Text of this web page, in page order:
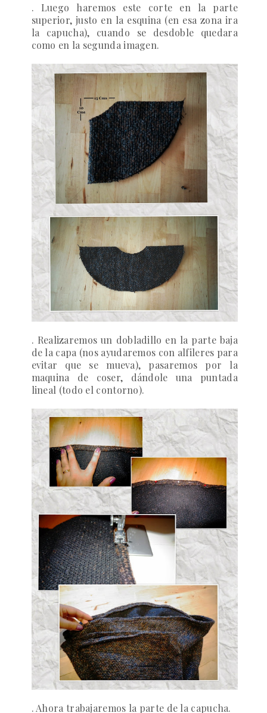
. Luego haremos este corte en la parte
superior, justo en la esquina (en esa zona ira
la capucha), cuando se desdoble quedara
como en la segunda imagen.
. Realizaremos un dobladillo en la parte baja
de la capa (nos ayudaremos con alfileres para
evitar que se mueva), pasaremos por la
maquina de coser, dándole una puntada
lineal (todo el contorno).
. Ahora trabajaremos la parte de la capucha.